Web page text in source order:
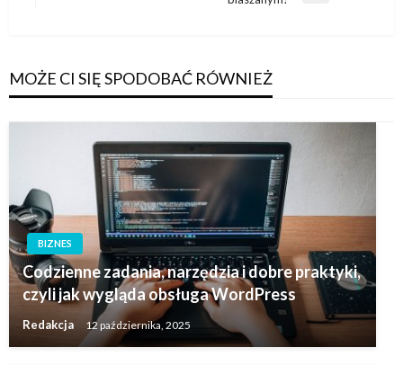
MOŻE CI SIĘ SPODOBAĆ RÓWNIEŻ
BIZNES
Codzienne zadania, narzędzia i dobre praktyki,
czyli jak wygląda obsługa WordPress
Redakcja 12 października, 2025